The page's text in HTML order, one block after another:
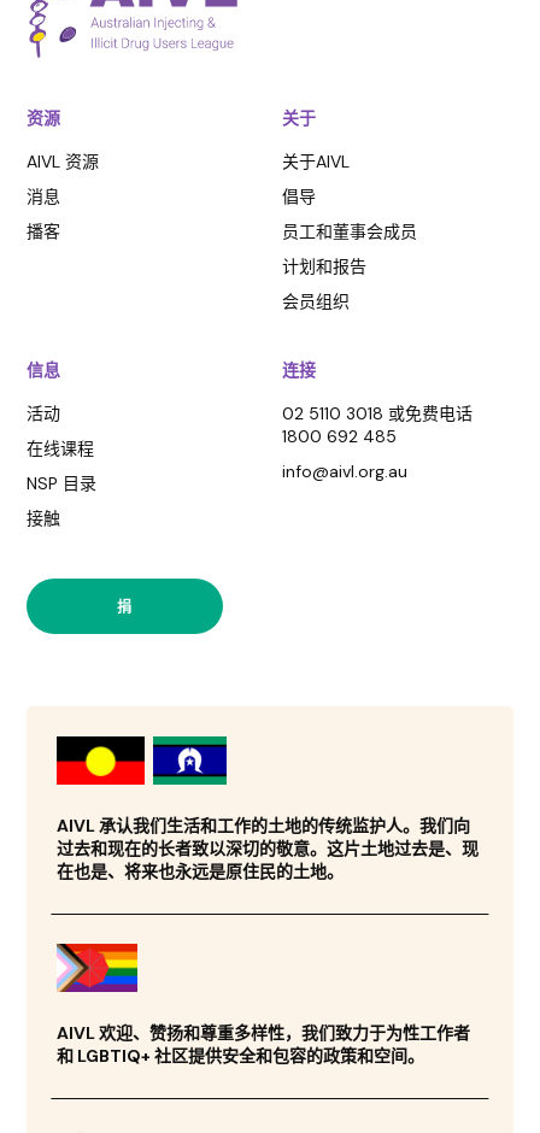
资源
AIVL 资源
消息
播客
关于
关于AIVL
倡导
员工和董事会成员
计划和报告
会员组织
信息
活动
在线课程
NSP 目录
接触
连接
02 5110 3018 或免费电话
1800 692 485
info@aivl.org.au
捐
AIVL 承认我们生活和工作的土地的传统监护人。我们向
过去和现在的长者致以深切的敬意。这片土地过去是、现
在也是、将来也永远是原住民的土地。
AIVL 欢迎、赞扬和尊重多样性，我们致力于为性工作者
和 LGBTIQ+ 社区提供安全和包容的政策和空间。